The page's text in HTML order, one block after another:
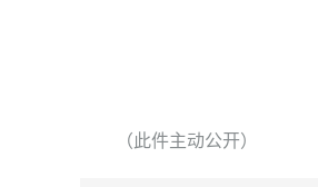
（此件主动公开）